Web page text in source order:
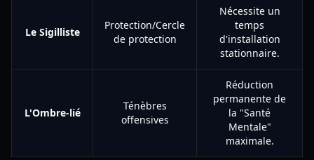
Le Sigilliste
Protection/Cercle
de protection
Nécessite un
temps
d'installation
stationnaire.
L'Ombre-lié
Ténèbres
offensives
Réduction
permanente de
la "Santé
Mentale"
maximale.